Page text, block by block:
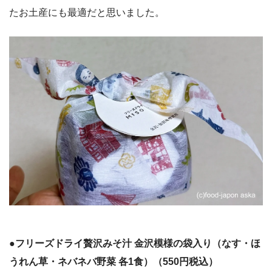
たお土産にも最適だと思いました。
●フリーズドライ贅沢みそ汁 金沢模様の袋入り（なす・ほ
うれん草・ネバネバ野菜 各1食）（550円税込）